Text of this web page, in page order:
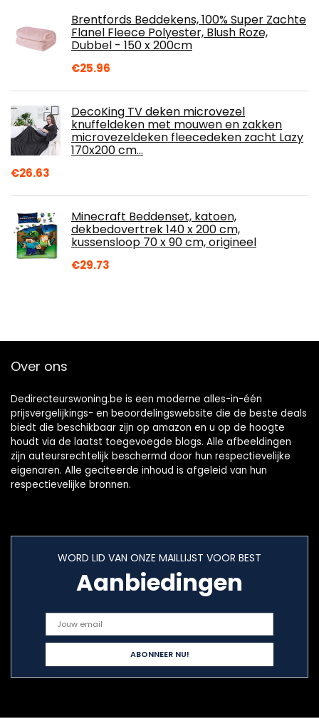
Brentfords Beddekens, 100% Super Zachte
Flanel Fleece Polyester, Blush Roze,
Dubbel - 150 x 200cm
€25.96
DecoKing TV deken microvezel
knuffeldeken met mouwen en zakken
microvezeldeken fleecedeken zacht Lazy
170x200 cm…
€26.63
Minecraft Beddenset, katoen,
dekbedovertrek 140 x 200 cm,
kussensloop 70 x 90 cm, origineel
€29.73
Over ons
Dedirecteurswoning.be is een moderne alles-in-één
prijsvergelijkings- en beoordelingswebsite die de beste deals
biedt die beschikbaar zijn op amazon en u op de hoogte
houdt via de laatst toegevoegde blogs. Alle afbeeldingen
zijn auteursrechtelijk beschermd door hun respectievelijke
eigenaren. Alle geciteerde inhoud is afgeleid van hun
respectievelijke bronnen.
WORD LID VAN ONZE MAILLIJST VOOR BEST
Aanbiedingen